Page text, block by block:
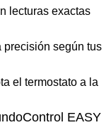
lecturas exactas
precisión según tus
el termostato a la
EASY